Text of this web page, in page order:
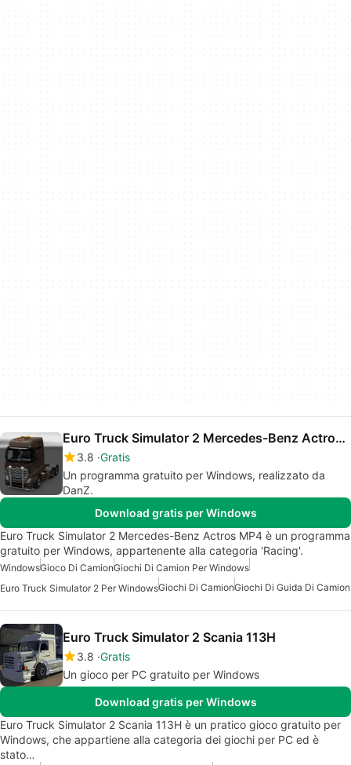
Euro Truck Simulator 2 Mercedes-Benz Actros MP4
3.8 Gratis
Un programma gratuito per Windows, realizzato da
DanZ.
Download gratis per Windows
Euro Truck Simulator 2 Mercedes-Benz Actros MP4 è un programma
gratuito per Windows, appartenente alla categoria 'Racing'.
WindowsGioco Di CamionGiochi Di Camion Per Windows
Euro Truck Simulator 2 Per WindowsGiochi Di CamionGiochi Di Guida Di Camion
Euro Truck Simulator 2 Scania 113H
3.8 Gratis
Un gioco per PC gratuito per Windows
Download gratis per Windows
Euro Truck Simulator 2 Scania 113H è un pratico gioco gratuito per
Windows, che appartiene alla categoria dei giochi per PC ed è
stato…